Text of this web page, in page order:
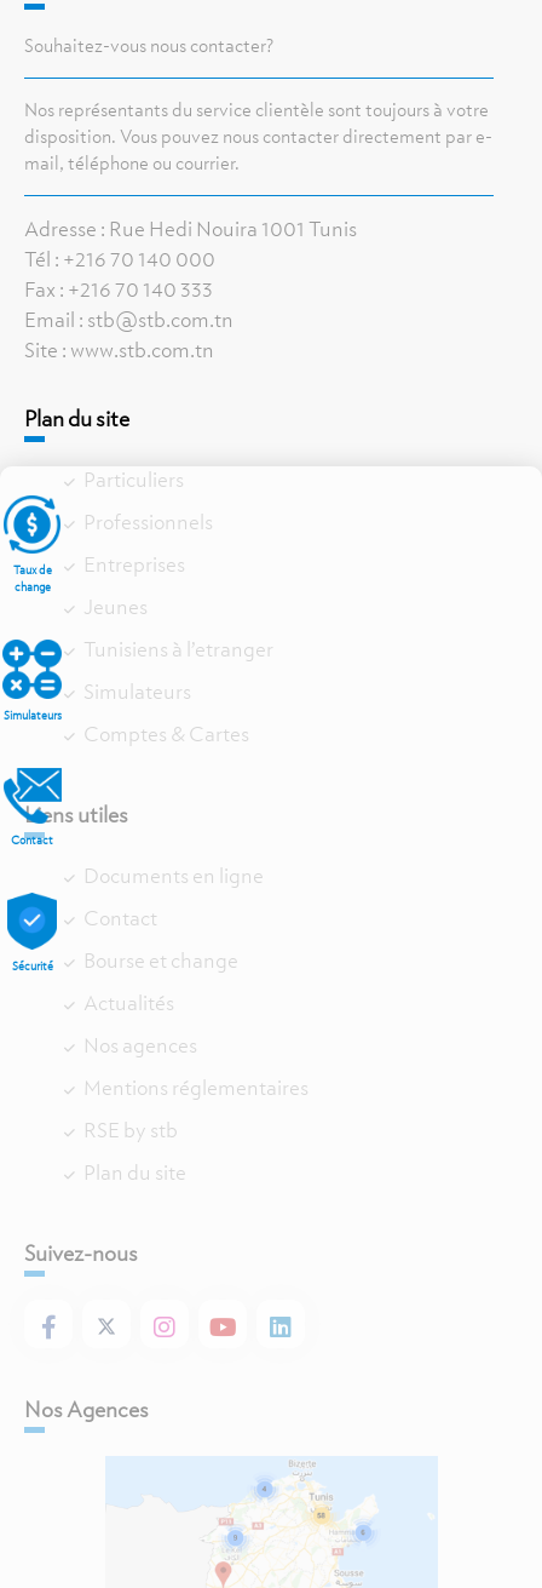
Souhaitez-vous nous contacter?
Nos représentants du service clientèle sont toujours à votre
disposition. Vous pouvez nous contacter directement par e-
mail, téléphone ou courrier.
Adresse : Rue Hedi Nouira 1001 Tunis
Tél : +216 70 140 000
Fax : +216 70 140 333
Email : stb@stb.com.tn
Site : www.stb.com.tn
Plan du site
Particuliers
Professionnels
Entreprises
Jeunes
Tunisiens à l’etranger
Simulateurs
Comptes & Cartes
Liens utiles
Documents en ligne
Contact
Bourse et change
Actualités
Nos agences
Mentions réglementaires
RSE by stb
Plan du site
Suivez-nous
Nos Agences
Taux de
change
Simulateurs
Contact
Sécurité